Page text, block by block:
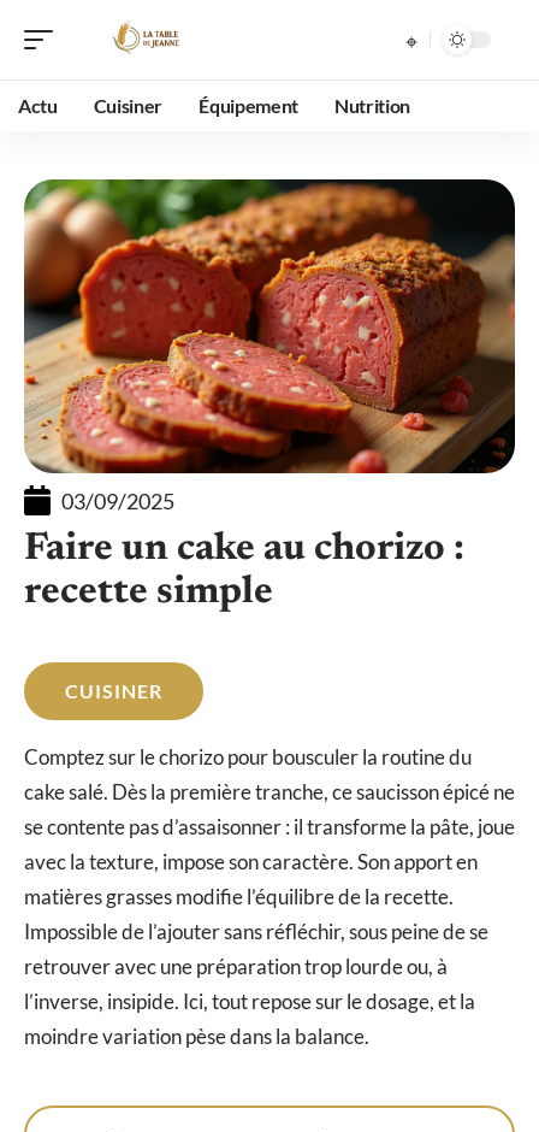
Actu Cuisiner Équipement Nutrition
03/09/2025
Faire un cake au chorizo :
recette simple
CUISINER
Comptez sur le chorizo pour bousculer la routine du
cake salé. Dès la première tranche, ce saucisson épicé ne
se contente pas d’assaisonner : il transforme la pâte, joue
avec la texture, impose son caractère. Son apport en
matières grasses modifie l’équilibre de la recette.
Impossible de l’ajouter sans réfléchir, sous peine de se
retrouver avec une préparation trop lourde ou, à
l’inverse, insipide. Ici, tout repose sur le dosage, et la
moindre variation pèse dans la balance.